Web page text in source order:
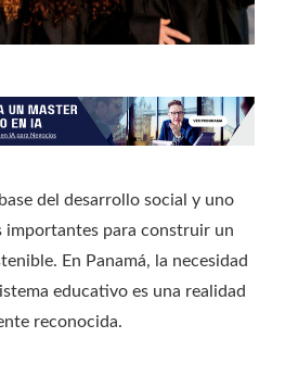
del desarrollo social y uno
importantes para construir un
En Panamá, la necesidad
educativo es una realidad
reconocida.